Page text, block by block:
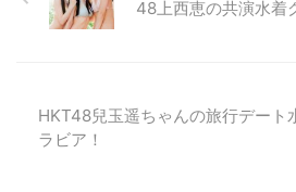
48上西恵の共演水着
HKT48兒玉遥ちゃんの旅行デート
ラビア！